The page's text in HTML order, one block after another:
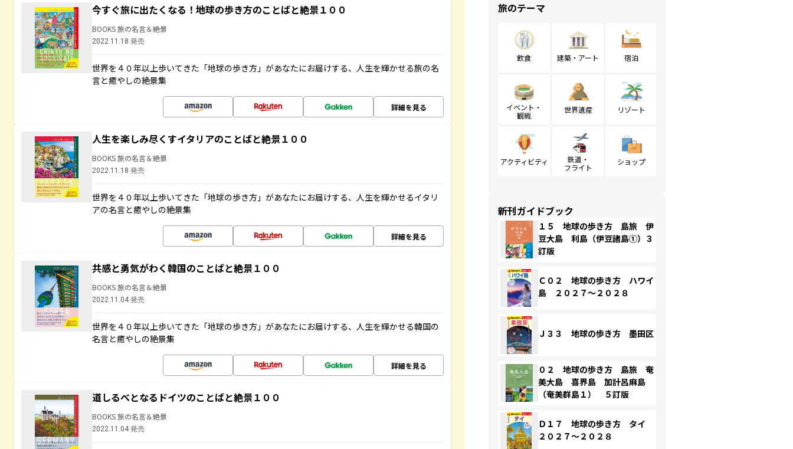
今すぐ旅に出たくなる！地球の歩き方のことばと絶景１００
BOOKS 旅の名言＆絶景
2022.11.18 発売
世界を４０年以上歩いてきた「地球の歩き方」があなたにお届けする、人生を輝かせる旅の名
言と癒やしの絶景集
詳細を見る
人生を楽しみ尽くすイタリアのことばと絶景１００
BOOKS 旅の名言＆絶景
2022.11.18 発売
世界を４０年以上歩いてきた「地球の歩き方」があなたにお届けする、人生を輝かせるイタリ
アの名言と癒やしの絶景集
詳細を見る
共感と勇気がわく韓国のことばと絶景１００
BOOKS 旅の名言＆絶景
2022.11.04 発売
世界を４０年以上歩いてきた「地球の歩き方」があなたにお届けする、人生を輝かせる韓国の
名言と癒やしの絶景集
詳細を見る
道しるべとなるドイツのことばと絶景１００
BOOKS 旅の名言＆絶景
2022.11.04 発売
旅のテーマ
飲食 建築・アート 宿泊
イベント・
観戦
世界遺産 リゾート
アクティビティ
鉄道・
フライト
ショップ
新刊ガイドブック
１５ 地球の歩き方 島旅 伊
豆大島 利島（伊豆諸島①）３
訂版
Ｃ０２ 地球の歩き方 ハワイ
島 ２０２７～２０２８
Ｊ３３ 地球の歩き方 墨田区
０２ 地球の歩き方 島旅 奄
美大島 喜界島 加計呂麻島
（奄美群島１） ５訂版
Ｄ１７ 地球の歩き方 タイ
２０２７～２０２８